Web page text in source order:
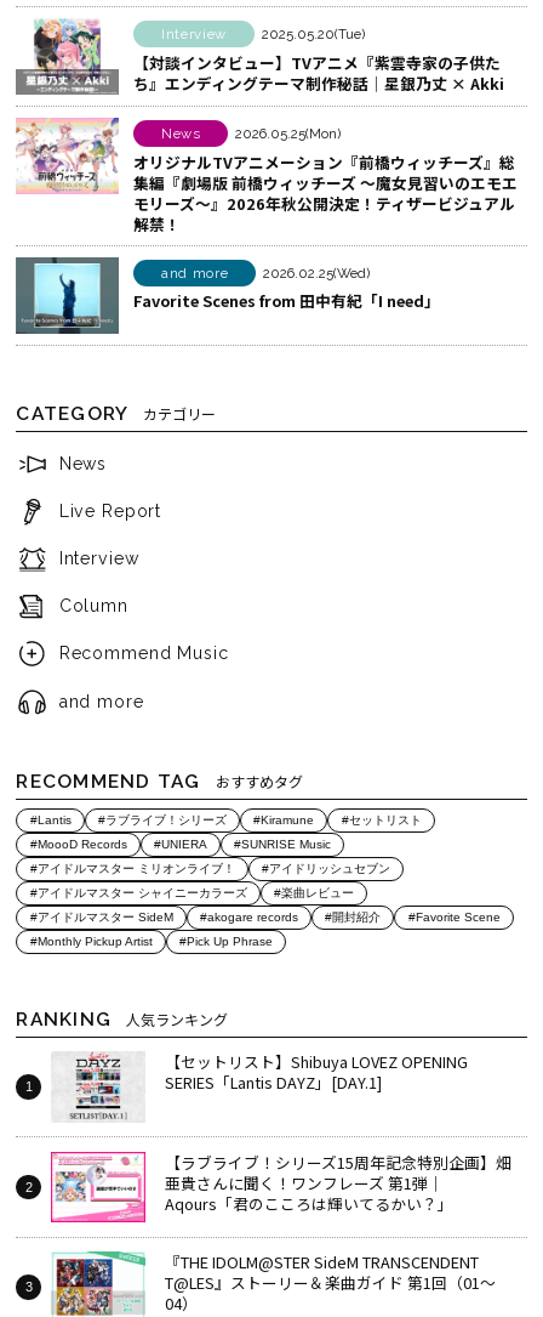
ェ
ア
す
る
Interview 2025.05.20(Tue)
【対談インタビュー】TVアニメ『紫雲寺家の子供た
ち』エンディングテーマ制作秘話│星銀乃丈 × Akki
News 2026.05.25(Mon)
オリジナルTVアニメーション『前橋ウィッチーズ』総
集編『劇場版 前橋ウィッチーズ ～魔女見習いのエモエ
モリーズ～』2026年秋公開決定！ティザービジュアル
解禁！
and more 2026.02.25(Wed)
Favorite Scenes from 田中有紀「I need」
CATEGORY カテゴリー
News
Live Report
Interview
Column
Recommend Music
and more
RECOMMEND TAG おすすめタグ
#Lantis #ラブライブ！シリーズ #Kiramune
#セットリスト
#MoooD Records
#UNIERA
#SUNRISE Music
#アイドルマスター ミリオンライブ！
#アイドリッシュセブン
#アイドルマスター シャイニーカラーズ
#楽曲レビュー
#アイドルマスター SideM
#akogare records #開封紹介
#Favorite Scene
#Monthly Pickup Artist
#Pick Up Phrase
RANKING 人気ランキング
【セットリスト】Shibuya LOVEZ OPENING
SERIES「Lantis DAYZ」[DAY.1]
【ラブライブ！シリーズ15周年記念特別企画】畑
亜貴さんに聞く！ワンフレーズ 第1弾｜
Aqours「君のこころは輝いてるかい？」
『THE IDOLM@STER SideM TRANSCENDENT
T@LES』ストーリー＆楽曲ガイド 第1回（01～
04）